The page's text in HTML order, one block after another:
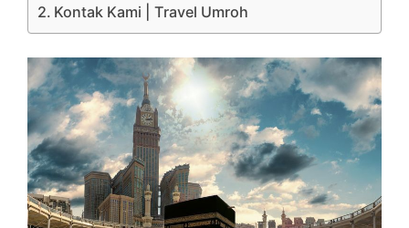
Kontak Kami | Travel Umroh